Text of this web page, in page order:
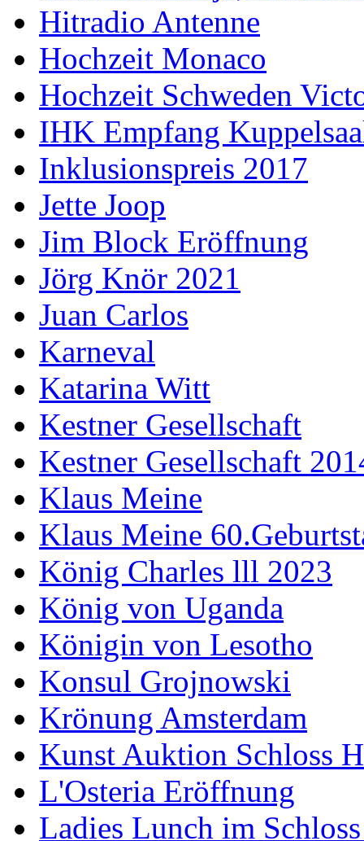
Hitradio Antenne
Hochzeit Monaco
Hochzeit Schweden
IHK Empfang
Inklusionspreis 2017
Jette Joop
Jim Block Eröffnung
Jörg Knör 2021
Juan Carlos
Karneval
Katarina Witt
Kestner Gesellschaft
Kestner Gesellschaft
Klaus Meine
Klaus Meine
König Charles lll 2023
König von Uganda
Königin von Lesotho
Konsul Grojnowski
Krönung Amsterdam
Kunst Auktion Schloss
L'Osteria Eröffnung
Ladies Lunch im